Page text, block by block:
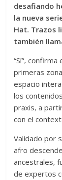
desafiando
la nueva
Hat. Trazos
también
“Sí”,
primeras
espacio
los
praxis, a
con el
Validado por
afro
ancestrales,
de expertos